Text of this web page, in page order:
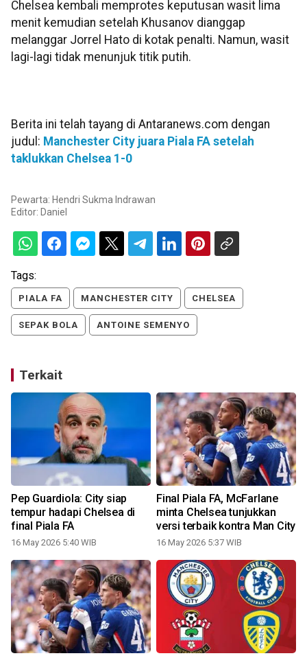
Chelsea kembali memprotes keputusan wasit lima
menit kemudian setelah Khusanov dianggap
melanggar Jorrel Hato di kotak penalti. Namun, wasit
lagi-lagi tidak menunjuk titik putih.
Berita ini telah tayang di Antaranews.com dengan
judul: Manchester City juara Piala FA setelah
taklukkan Chelsea 1-0
Pewarta: Hendri Sukma Indrawan
Editor: Daniel
Tags:
PIALA FA MANCHESTER CITY CHELSEA
SEPAK BOLA ANTOINE SEMENYO
Terkait
Pep Guardiola: City siap
tempur hadapi Chelsea di
final Piala FA
16 May 2026 5:40 WIB
Final Piala FA, McFarlane
minta Chelsea tunjukkan
versi terbaik kontra Man City
16 May 2026 5:37 WIB